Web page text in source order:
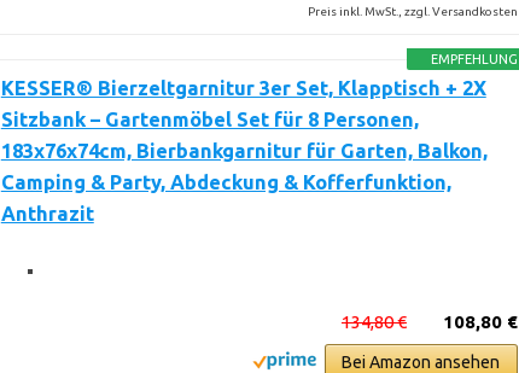
Preis inkl. MwSt., zzgl. Versandkosten
EMPFEHLUNG
KESSER® Bierzeltgarnitur 3er Set, Klapptisch + 2X
Sitzbank – Gartenmöbel Set für 8 Personen,
183x76x74cm, Bierbankgarnitur für Garten, Balkon,
Camping & Party, Abdeckung & Kofferfunktion,
Anthrazit
108,80 €
134,80 €
Bei Amazon ansehen